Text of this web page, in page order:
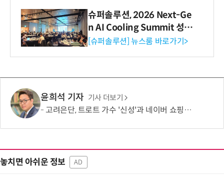
슈퍼솔루션, 2026 Next-Ge
n AI Cooling Summit 성황
리 성료
[슈퍼솔루션] 뉴스룸 바로가기>
윤희석 기자 기사 더보기
고려은단, 트로트 가수 '신성'과 네이버 쇼핑라이브 켠다
놓치면 아쉬운 정보 AD